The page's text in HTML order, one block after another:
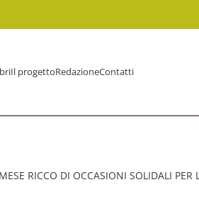
Il progettoRedazioneContatti
RICCO DI OCCASIONI SOLIDALI PER